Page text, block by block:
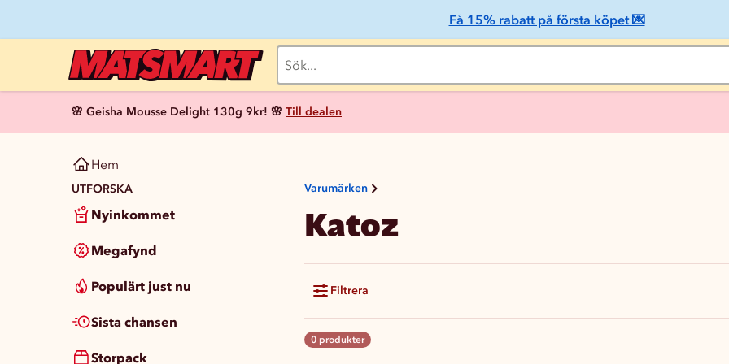
Få 15% rabatt på första köpet 💌
🌸 Geisha Mousse Delight 130g 9kr! 🌸 Till dealen
Hem
UTFORSKA
Nyinkommet
Megafynd
Populärt just nu
Sista chansen
Storpack
Varumärken
Katoz
Filtrera
0 produkter